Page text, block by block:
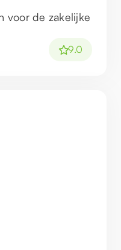
voor de zakelijke
9.0